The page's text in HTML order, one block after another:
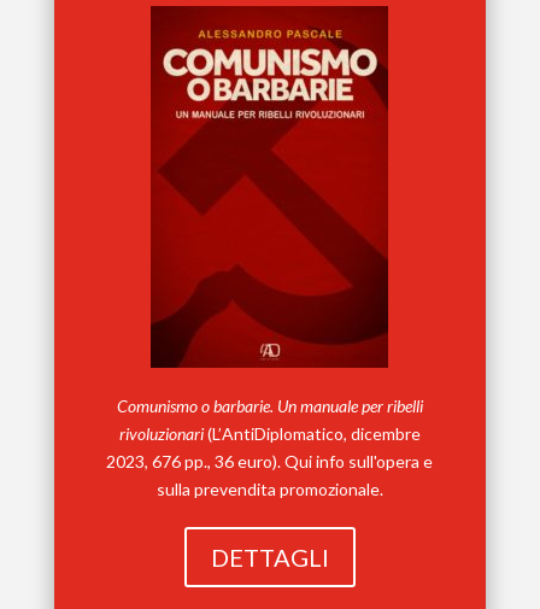
Comunismo o barbarie. Un manuale per ribelli
rivoluzionari(L’AntiDiplomatico, dicembre
2023, 676 pp., 36 euro). Qui info sull'opera e
sulla prevendita promozionale.
DETTAGLI